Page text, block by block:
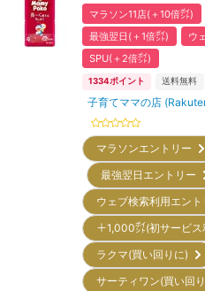
マラソン11店(＋10倍㌽)
最強翌日(＋1倍㌽)
ウ
SPU(＋2倍㌽)
1334ポイント 送料無料
子育てママの店
マラソンエントリー
最強翌日エントリー
ウェブ検索利用エン
＋1,000㌽(初サービ
ラクマ(買い回りに)
サーティワン(買い回